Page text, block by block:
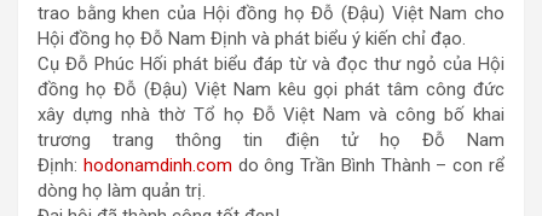
trao bằng khen của Hội đồng họ Đỗ (Đậu) Việt Nam cho
Hội đồng họ Đỗ Nam Định và phát biểu ý kiến chỉ đạo.
Cụ Đỗ Phúc Hối phát biểu đáp từ và đọc thư ngỏ của Hội
đồng họ Đỗ (Đậu) Việt Nam kêu gọi phát tâm công đức
xây dựng nhà thờ Tổ họ Đỗ Việt Nam và công bố khai
trương trang thông tin điện tử họ Đỗ Nam
Định: hodonamdinh.com do ông Trần Bình Thành – con rể
dòng họ làm quản trị.